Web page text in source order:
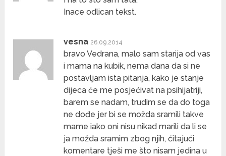
Inace odlican tekst.
vesna 26.09.2014
bravo Vedrana, malo sam starija od vas
i mama na kubik, nema dana da si ne
postavljam ista pitanja, kako je stanje
dijeca će me posjećivat na psihijatriji,
barem se nadam, trudim se da do toga
ne dođe jer bi se možda sramili takve
mame iako oni nisu nikad marili da li se
ja možda sramim zbog njih, ćitajući
komentare tješi me što nisam jedina u